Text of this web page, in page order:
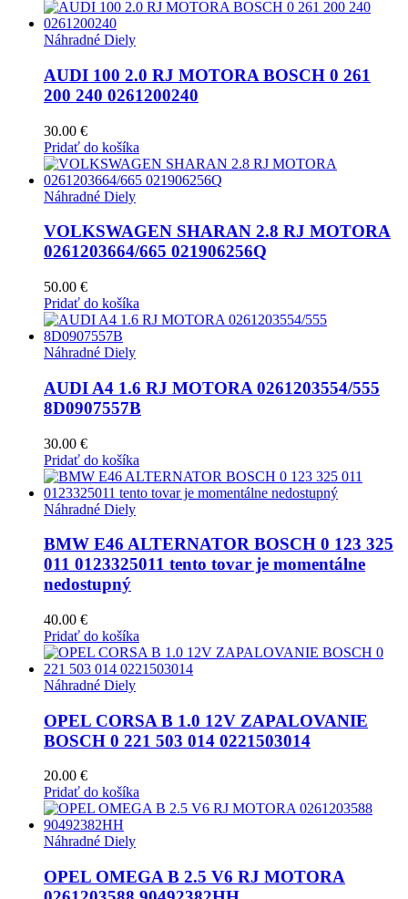
Náhradné Diely
AUDI 100 2.0 RJ MOTORA BOSCH 0 261
200 240 0261200240
30.00 €
Pridať do košíka
Náhradné Diely
VOLKSWAGEN SHARAN 2.8 RJ MOTORA
0261203664/665 021906256Q
50.00 €
Pridať do košíka
Náhradné Diely
AUDI A4 1.6 RJ MOTORA 0261203554/555
8D0907557B
30.00 €
Pridať do košíka
Náhradné Diely
BMW E46 ALTERNATOR BOSCH 0 123 325
011 0123325011 tento tovar je momentálne
nedostupný
40.00 €
Pridať do košíka
Náhradné Diely
OPEL CORSA B 1.0 12V ZAPALOVANIE
BOSCH 0 221 503 014 0221503014
20.00 €
Pridať do košíka
Náhradné Diely
OPEL OMEGA B 2.5 V6 RJ MOTORA